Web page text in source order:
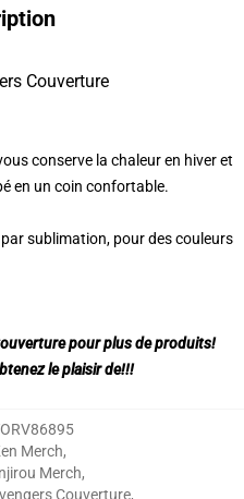
Couverture
conserve la chaleur en hiver et
en un coin confortable.
sublimation, pour des couleurs
pour plus de produits!
le plaisir de!!!
Merch,
Merch,
Couverture,